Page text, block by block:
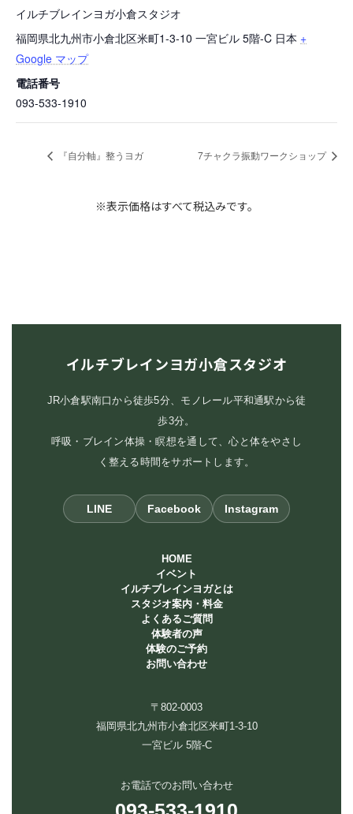
イルチブレインヨガ小倉スタジオ
福岡県北九州市小倉北区米町1-3-10 一宮ビル 5階-C 日本 +
Google マップ
電話番号
093-533-1910
『自分軸』整うヨガ 7チャクラ振動ワークショップ
※表示価格はすべて税込みです。
イルチブレインヨガ小倉スタジオ
JR小倉駅南口から徒歩5分、モノレール平和通駅から徒
歩3分。
呼吸・ブレイン体操・瞑想を通して、心と体をやさし
く整える時間をサポートします。
LINE Facebook Instagram
HOME
イベント
イルチブレインヨガとは
スタジオ案内・料金
よくあるご質問
体験者の声
体験のご予約
お問い合わせ
〒802-0003
福岡県北九州市小倉北区米町1-3-10
一宮ビル 5階-C
お電話でのお問い合わせ